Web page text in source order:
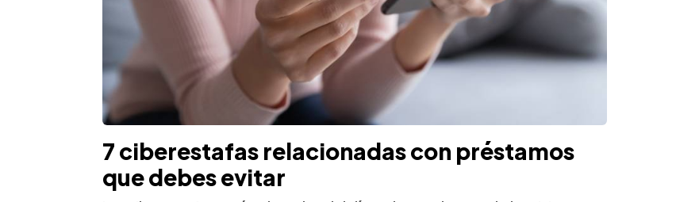
7 ciberestafas relacionadas con préstamos
que debes evitar